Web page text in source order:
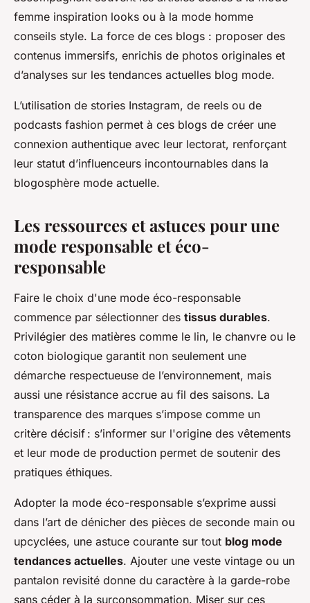
femme inspiration looks ou à la mode homme
conseils style. La force de ces blogs : proposer des
contenus immersifs, enrichis de photos originales et
d’analyses sur les tendances actuelles blog mode.
L’utilisation de stories Instagram, de reels ou de
podcasts fashion permet à ces blogs de créer une
connexion authentique avec leur lectorat, renforçant
leur statut d’influenceurs incontournables dans la
blogosphère mode actuelle.
Les ressources et astuces pour une
mode responsable et éco-
responsable
Faire le choix d'une mode éco-responsable
commence par sélectionner des tissus durables.
Privilégier des matières comme le lin, le chanvre ou le
coton biologique garantit non seulement une
démarche respectueuse de l’environnement, mais
aussi une résistance accrue au fil des saisons. La
transparence des marques s’impose comme un
critère décisif : s’informer sur l'origine des vêtements
et leur mode de production permet de soutenir des
pratiques éthiques.
Adopter la mode éco-responsable s’exprime aussi
dans l’art de dénicher des pièces de seconde main ou
upcyclées, une astuce courante sur tout blog mode
tendances actuelles. Ajouter une veste vintage ou un
pantalon revisité donne du caractère à la garde-robe
sans céder à la surconsommation. Miser sur ces